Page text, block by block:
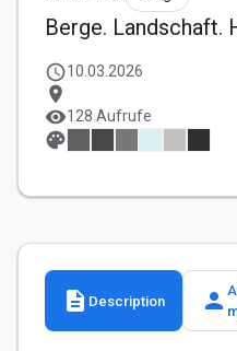
Berge. Landschaft.
schedule10.03.2026
location_on
visibility128 Aufrufe
palette
description Description person